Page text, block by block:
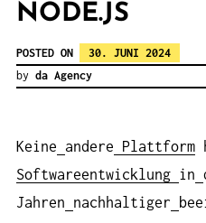
NODE.JS
POSTED ON
30. JUNI 2024
by da Agency
Keine andere Plattform
Softwareentwicklung in
Jahren
nachhaltiger